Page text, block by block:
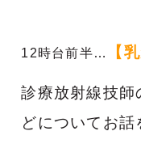
12時台前半… 【
診療放射線技師
どについてお話